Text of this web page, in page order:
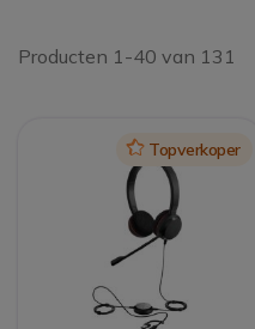
Producten 1-40 van 131
IconTopverkoper